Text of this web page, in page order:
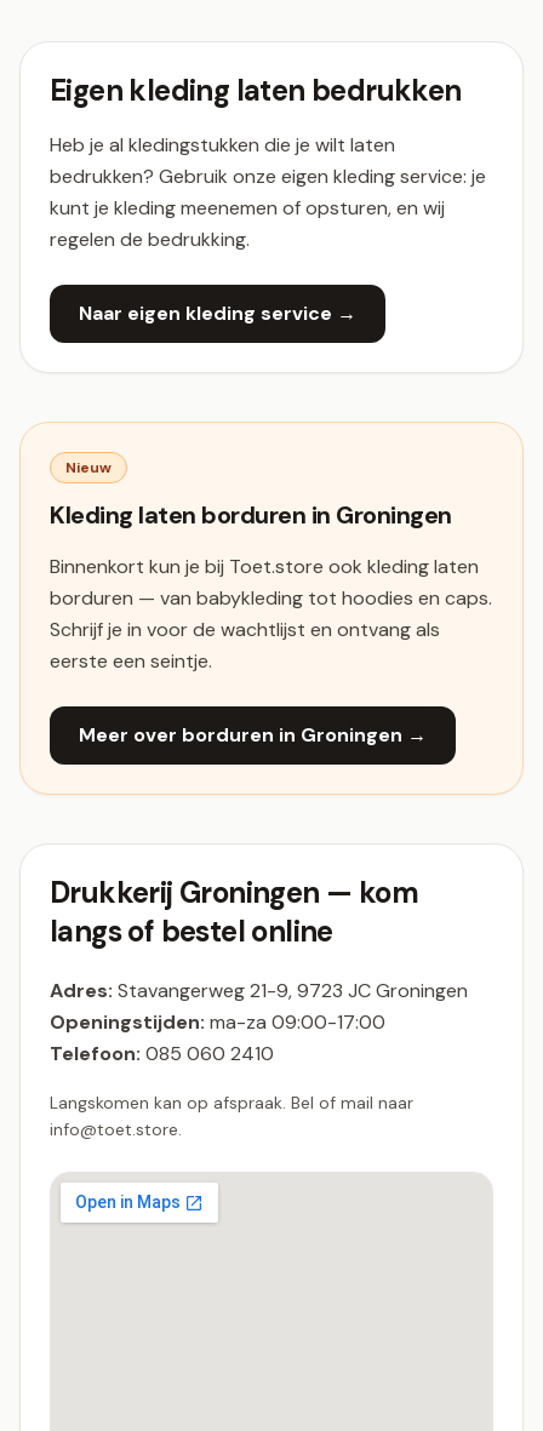
Eigen kleding laten bedrukken
Heb je al kledingstukken die je wilt laten
bedrukken? Gebruik onze eigen kleding service: je
kunt je kleding meenemen of opsturen, en wij
regelen de bedrukking.
Naar eigen kleding service →
Nieuw
Kleding laten borduren in Groningen
Binnenkort kun je bij Toet.store ook kleding laten
borduren — van babykleding tot hoodies en caps.
Schrijf je in voor de wachtlijst en ontvang als
eerste een seintje.
Meer over borduren in Groningen →
Drukkerij Groningen — kom
langs of bestel online
Adres: Stavangerweg 21-9, 9723 JC Groningen
Openingstijden: ma-za 09:00-17:00
Telefoon: 085 060 2410
Langskomen kan op afspraak. Bel of mail naar
info@toet.store.